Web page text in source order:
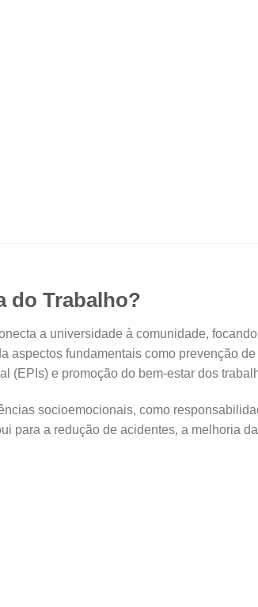
do Trabalho?
a universidade à comunidade,
aspectos fundamentais como prevenção
(EPIs) e promoção do bem-estar dos
socioemocionais, como
para a redução de acidentes, a melhoria